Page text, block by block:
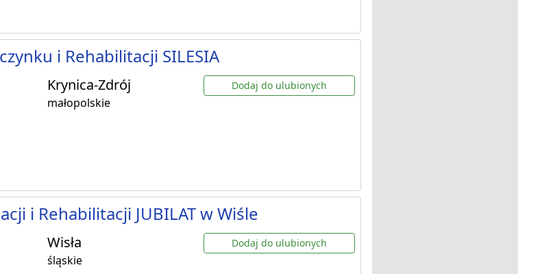
i Rehabilitacji SILESIA
Krynica-Zdrój
małopolskie
Dodaj do ulubionych
i Rehabilitacji JUBILAT w Wiśle
Wisła
śląskie
Dodaj do ulubionych